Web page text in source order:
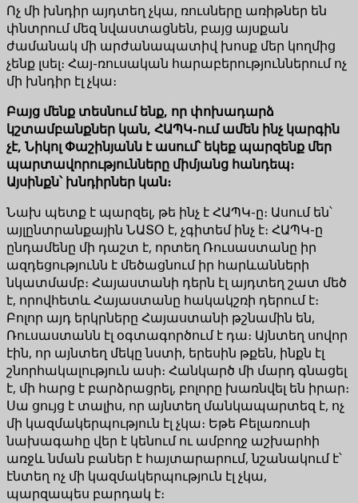
Ոչ մի խնդիր այդտեղ չկա, ռուսները առիթներ են
փնտրում մեզ նվաստացնեն, բայց այսքան
ժամանակ մի արժանապատիվ խոսք մեր կողմից
չենք լսել։ Հայ-ռուսական հարաբերություններում ոչ
մի խնդիր էլ չկա։
Բայց մենք տեսնում ենք, որ փոխադարձ
կշտամբանքներ կան, ՀԱՊԿ-ում ամեն ինչ կարգին
չէ, Նիկոլ Փաշինյանն է ասում՝ եկեք պարզենք մեր
պարտավորությունները միմյանց հանդեպ։
Այսինքն՝ խնդիրներ կան։
Նախ պետք է պարզել, թե ինչ է ՀԱՊԿ-ը։ Ասում են՝
այլընտրանքային ՆԱՏՕ է, չգիտեմ ինչ է։ ՀԱՊԿ-ը
ընդամենը մի դաշտ է, որտեղ Ռուսաստանը իր
ազդեցությունն է մեծացնում իր հարևանների
նկատմամբ։ Հայաստանի դերն էլ այդտեղ շատ մեծ
է, որովհետև Հայաստանը հակակշռի դերում է։
Բոլոր այդ երկրները Հայաստանի թշնամին են,
Ռուսաստանն էլ օգտագործում է դա։ Այնտեղ սովոր
էին, որ այնտեղ մեկը նստի, երեսին թքեն, ինքն էլ
շնորհակալություն ասի։ Հանկարծ մի մարդ գնացել
է, մի հարց է բարձրացրել, բոլորը խառնվել են իրար։
Սա ցույց է տալիս, որ այնտեղ մանկապարտեզ է, ոչ
մի կազմակերպություն էլ չկա։ Եթե Բելառուսի
նախագահը վեր է կենում ու ամբողջ աշխարհի
առջև նման բաներ է հայտարարում, նշանակում է՝
էնտեղ ոչ մի կազմակերպություն էլ չկա,
պարզապես բարդակ է։